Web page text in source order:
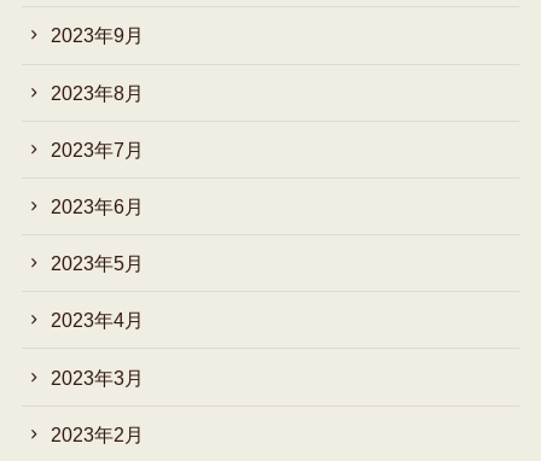
2023年9月
2023年8月
2023年7月
2023年6月
2023年5月
2023年4月
2023年3月
2023年2月